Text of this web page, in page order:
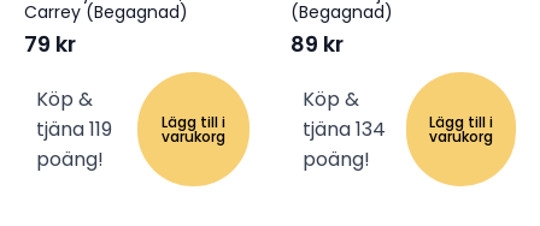
Carrey (Begagnad)
79 kr
Köp &
tjäna 119
poäng!
Lägg till i
varukorg
(Begagnad)
89 kr
Köp &
tjäna 134
poäng!
Lägg till i
varukorg